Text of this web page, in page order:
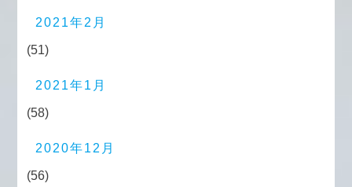
2021年2月
(51)
2021年1月
(58)
2020年12月
(56)